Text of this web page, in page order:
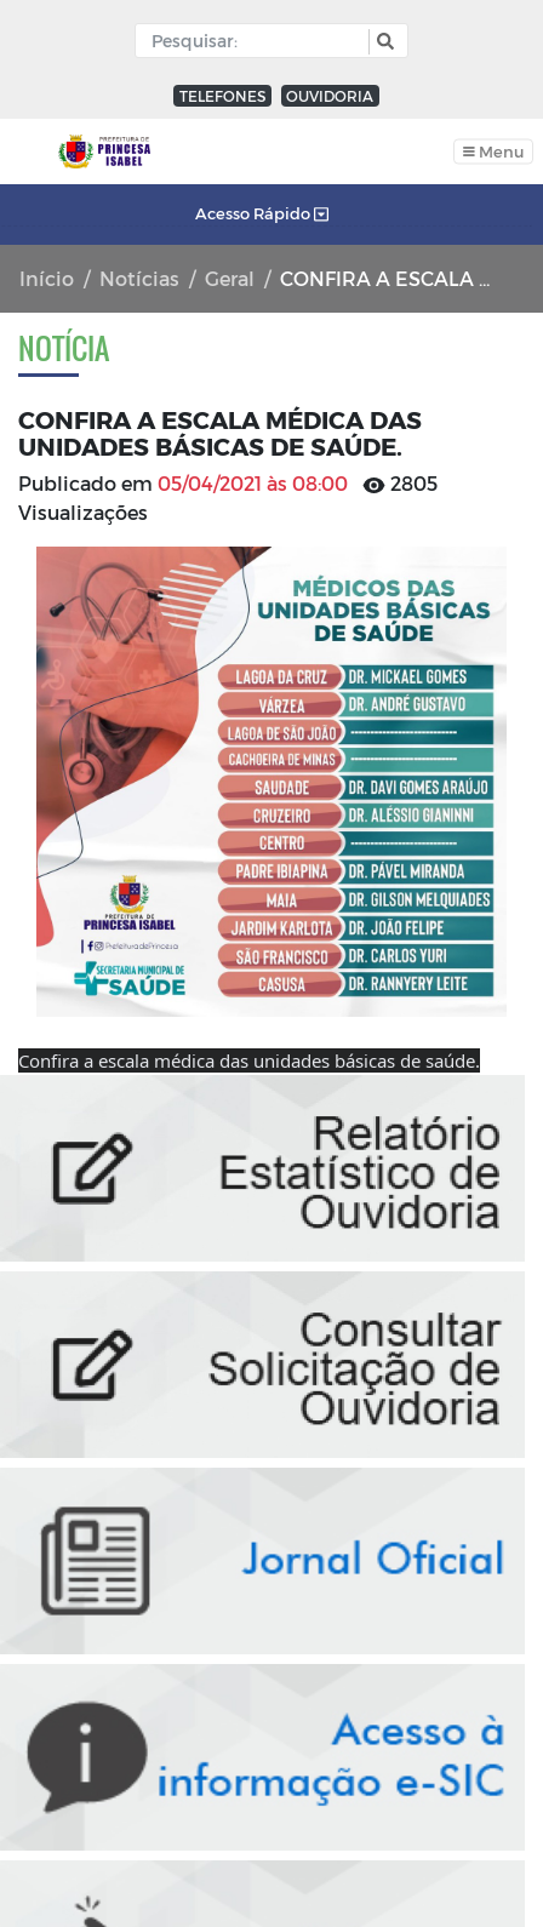
TELEFONES OUVIDORIA
Menu
Acesso Rápido
Início Notícias Geral CONFIRA A ESCALA MÉDICA DAS UNIDADES BÁSICAS DE SAÚDE.
NOTÍCIA
CONFIRA A ESCALA MÉDICA DAS
UNIDADES BÁSICAS DE SAÚDE.
Publicado em 05/04/2021 às 08:00
2805
Visualizações
Confira a escala médica das unidades básicas de saúde.